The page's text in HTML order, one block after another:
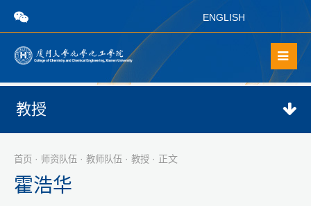
ENGLISH
教授
首页 · 师资队伍 · 教师队伍 · 教授 · 正文
霍浩华